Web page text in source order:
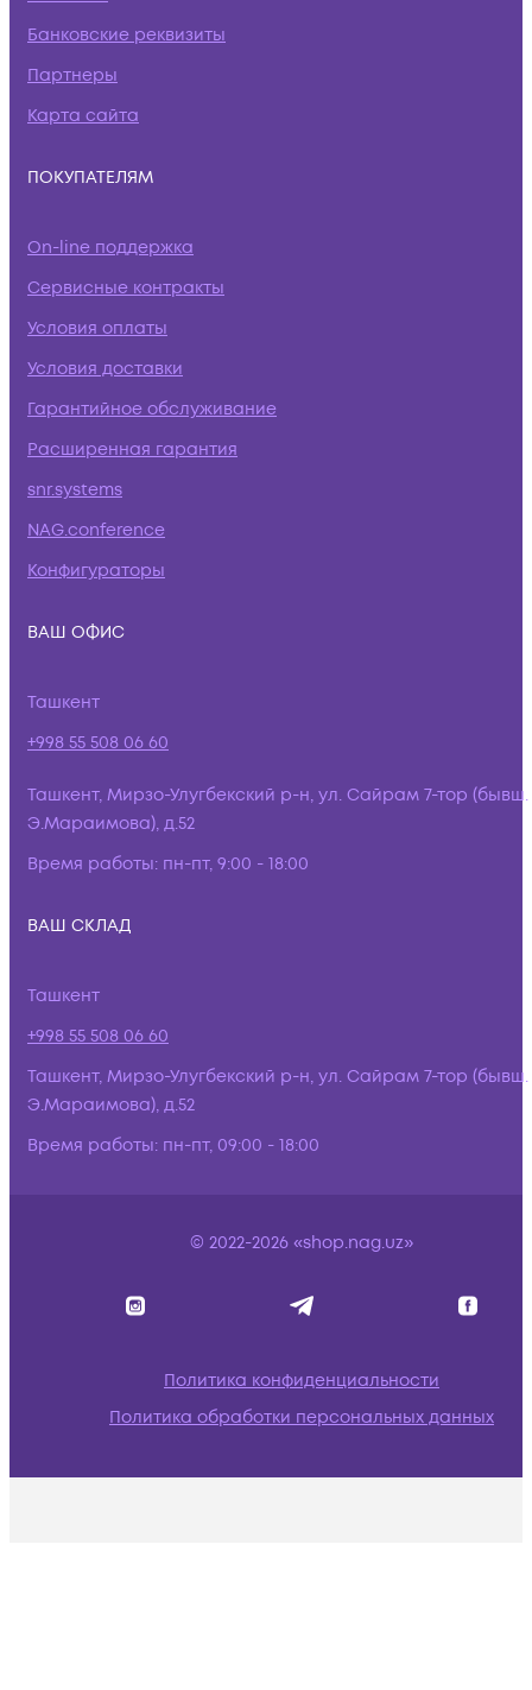
Банковские реквизиты
Партнеры
Карта сайта
ПОКУПАТЕЛЯМ
On-line поддержка
Сервисные контракты
Условия оплаты
Условия доставки
Гарантийное обслуживание
Расширенная гарантия
snr.systems
NAG.conference
Конфигураторы
ВАШ ОФИС
Ташкент
+998 55 508 06 60
Ташкент, Мирзо-Улугбекский р-н, ул. Сайрам 7-тор (бывш.
Э.Мараимова), д.52
Время работы: пн-пт, 9:00 - 18:00
ВАШ СКЛАД
Ташкент
+998 55 508 06 60
Ташкент, Мирзо-Улугбекский р-н, ул. Сайрам 7-тор (бывш.
Э.Мараимова), д.52
Время работы: пн-пт, 09:00 - 18:00
© 2022-2026 «shop.nag.uz»
Политика конфиденциальности
Политика обработки персональных данных